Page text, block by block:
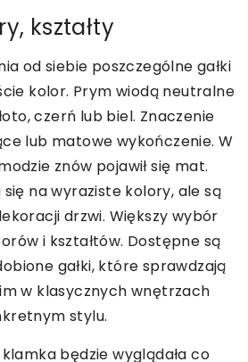
kształty
od siebie poszczególne gałki
kolor. Prym wiodą neutralne
czerń lub biel. Znaczenie
lub matowe wykończenie. W
znów pojawił się mat.
na wyraziste kolory, ale są
drzwi. Większy wybór
i kształtów. Dostępne są
gałki, które sprawdzają
w klasycznych wnętrzach
stylu.
będzie wyglądała co